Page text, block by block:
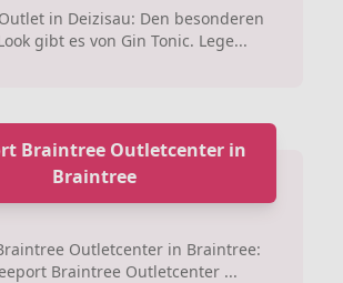
in Deizisau: Den besonderen
gibt es von Gin Tonic. Lege...
Braintree Outletcenter in
Braintree
Outletcenter in Braintree:
Braintree Outletcenter ...